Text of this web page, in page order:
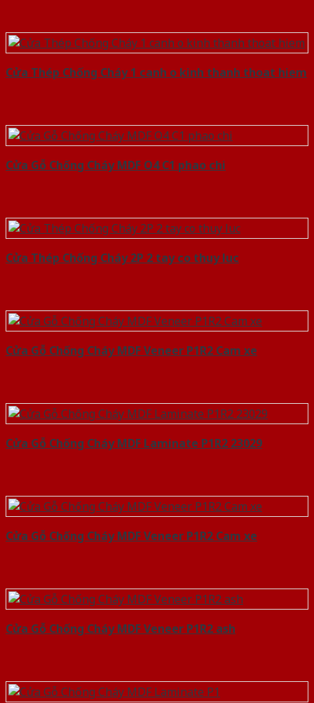
Cửa Thép Chống Cháy 1 canh o kinh thanh thoat hiem
Cửa Gỗ Chống Cháy MDF O4 C1 phao chi
Cửa Thép Chống Cháy 2P 2 tay co thuy luc
Cửa Gỗ Chống Cháy MDF Veneer P1R2 Cam xe
Cửa Gỗ Chống Cháy MDF Laminate P1R2 23029
Cửa Gỗ Chống Cháy MDF Veneer P1R2 Cam xe
Cửa Gỗ Chống Cháy MDF Veneer P1R2 ash